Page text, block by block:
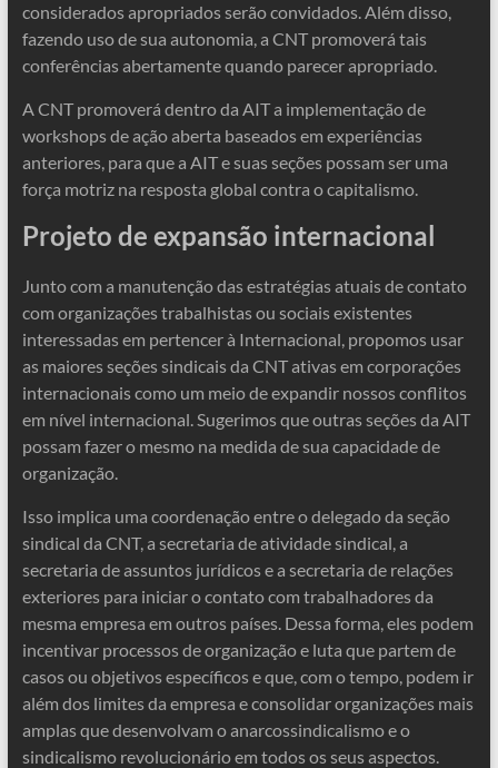
considerados apropriados serão convidados. Além disso,
fazendo uso de sua autonomia, a CNT promoverá tais
conferências abertamente quando parecer apropriado.
A CNT promoverá dentro da AIT a implementação de
workshops de ação aberta baseados em experiências
anteriores, para que a AIT e suas seções possam ser uma
força motriz na resposta global contra o capitalismo.
Projeto de expansão internacional
Junto com a manutenção das estratégias atuais de contato
com organizações trabalhistas ou sociais existentes
interessadas em pertencer à Internacional, propomos usar
as maiores seções sindicais da CNT ativas em corporações
internacionais como um meio de expandir nossos conflitos
em nível internacional. Sugerimos que outras seções da AIT
possam fazer o mesmo na medida de sua capacidade de
organização.
Isso implica uma coordenação entre o delegado da seção
sindical da CNT, a secretaria de atividade sindical, a
secretaria de assuntos jurídicos e a secretaria de relações
exteriores para iniciar o contato com trabalhadores da
mesma empresa em outros países. Dessa forma, eles podem
incentivar processos de organização e luta que partem de
casos ou objetivos específicos e que, com o tempo, podem ir
além dos limites da empresa e consolidar organizações mais
amplas que desenvolvam o anarcossindicalismo e o
sindicalismo revolucionário em todos os seus aspectos.